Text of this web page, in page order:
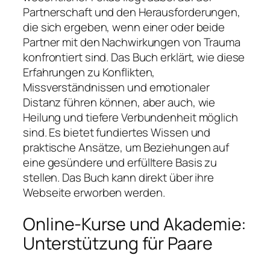
Partnerschaft und den Herausforderungen,
die sich ergeben, wenn einer oder beide
Partner mit den Nachwirkungen von Trauma
konfrontiert sind. Das Buch erklärt, wie diese
Erfahrungen zu Konflikten,
Missverständnissen und emotionaler
Distanz führen können, aber auch, wie
Heilung und tiefere Verbundenheit möglich
sind. Es bietet fundiertes Wissen und
praktische Ansätze, um Beziehungen auf
eine gesündere und erfülltere Basis zu
stellen. Das Buch kann direkt über ihre
Webseite erworben werden.
Online-Kurse und Akademie:
Unterstützung für Paare